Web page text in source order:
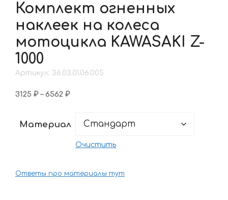
Комплект огненных
наклеек на колеса
мотоцикла KAWASAKI Z-
1000
Артикул: 36.03.01.06.005
3125 ₽ – 6562 ₽Диапазон
–
Материал
Очистить
Ответы про материалы тут